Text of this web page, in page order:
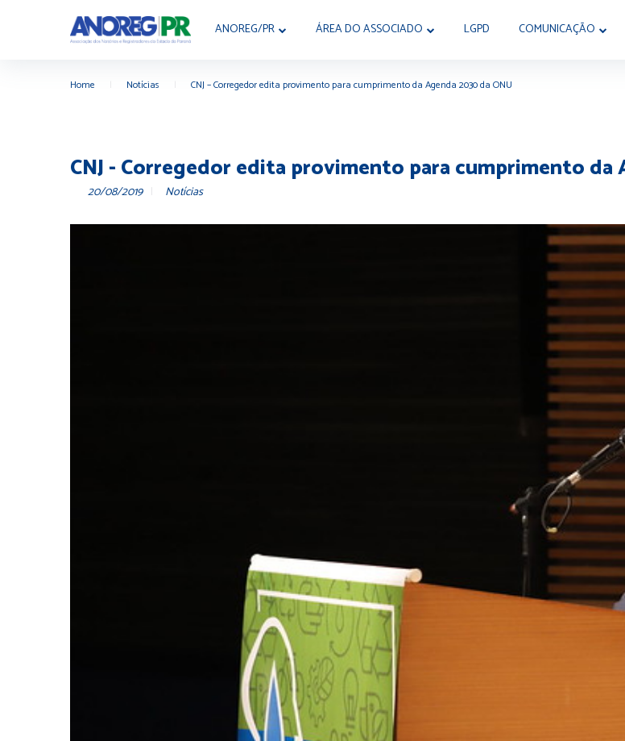
ANOREG/PR ÁREA DO ASSOCIADO LGPD COMUNICAÇÃO
Home Notícias CNJ – Corregedor edita provimento para cumprimento da Agenda 2030 da ONU
CNJ - Corregedor edita provimento para cumprimento da
20/08/2019 Notícias